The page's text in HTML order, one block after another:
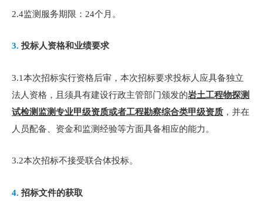
2.4监测服务期限：24个月。
3. 投标人资格和业绩要求
3.1本次招标实行资格后审，本次招标要求投标人应具备独立
法人资格，且须具有建设行政主管部门颁发的岩土工程物探测
试检测监测专业甲级资质或者工程勘察综合类甲级资质 ，并在
人员配备、资金和监测经验等方面具备相应的能力。
3.2本次招标不接受联合体投标。
4. 招标文件的获取